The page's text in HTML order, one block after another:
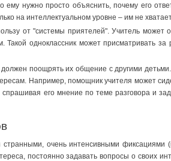
ему нужно просто объяснить, почему его
на интеллектуальном уровне – им не
от "системы приятелей". Учитель может
одноклассник может присматривать
поощрять их общение с другими
Например, помощник учителя может
спрашивая его мнение по теме разговора и
очень интенсивными фиксациями
постоянно задавать вопросы о своих